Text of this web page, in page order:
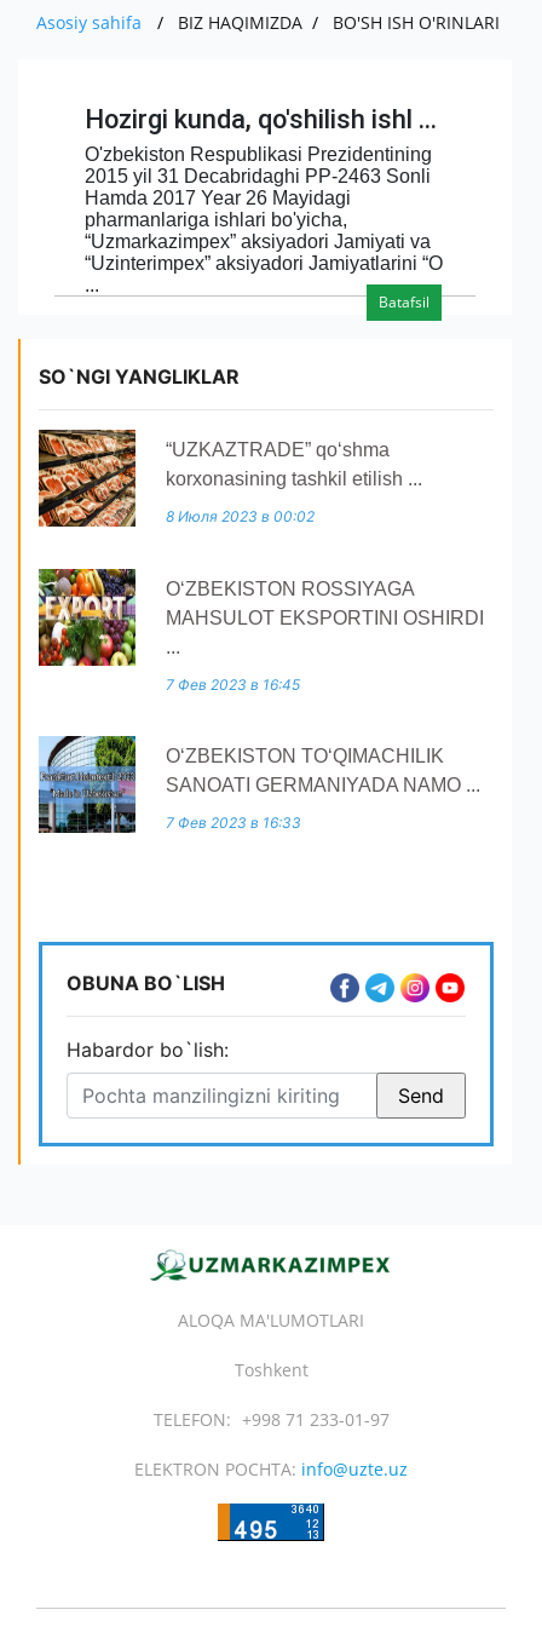
XOM ASHYO VA MATERIALLAR
AVTOMOBILLAR
MUHIM FAKTLAR
KOMPANIYANING ICHKI HUJJATLARI
ISHLAB CHIQARADIGAN MAXSULOT VA
EKSPORT
IMPORT
BOJXONA RASMIYLASHTIRUVI
AUTSORSING
EKSPORT
PRESS
KO'RGAZMALAR
YANGILIKLAR ARXIVI
YUR-JIS. SHAXSLAR MUROJAATI
SO'ROVNOMA
Asosiy sahifa BIZ HAQIMIZDA BO'SH ISH O'RINLARI
Hozirgi kunda, qo'shilish ishl ...
O'zbekiston Respublikasi Prezidentining
2015 yil 31 Decabridaghi PP-2463 Sonli
Hamda 2017 Year 26 Mayidagi
pharmanlariga ishlari bo'yicha,
“Uzmarkazimpex” aksiyadori Jamiyati va
“Uzinterimpex” aksiyadori Jamiyatlarini “O
...
Batafsil
SO`NGI YANGLIKLAR
“UZKAZTRADE” qoʻshma
korxonasining tashkil etilish ...
8 Июля 2023 в 00:02
O‘ZBEKISTON ROSSIYAGA
MAHSULOT EKSPORTINI OSHIRDI
...
7 Фев 2023 в 16:45
O‘ZBEKISTON TO‘QIMACHILIK
SANOATI GERMANIYADA NAMO ...
7 Фев 2023 в 16:33
OBUNA BO`LISH
Habardor bo`lish:
ALOQA MA'LUMOTLARI
Toshkent
TELEFON: +998 71 233-01-97
ELEKTRON POCHTA: info@uzte.uz